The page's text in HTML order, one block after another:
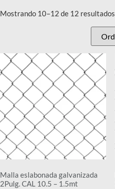
Mostrando 10–12 de 12 resultados
Malla eslabonada galvanizada
2Pulg. CAL 10.5 – 1.5mt